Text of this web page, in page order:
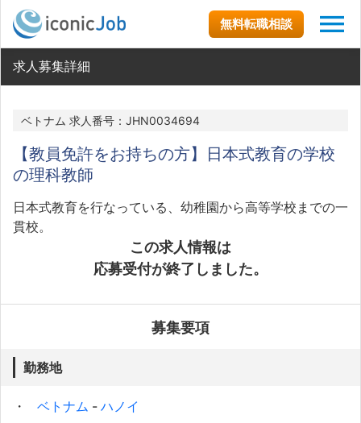
無料転職相談
求人募集詳細
ベトナム 求人番号：JHN0034694
【教員免許をお持ちの方】日本式教育の学校
の理科教師
日本式教育を行なっている、幼稚園から高等学校までの一
貫校。
この求人情報は
応募受付が終了しました。
募集要項
勤務地
ベトナム - ハノイ